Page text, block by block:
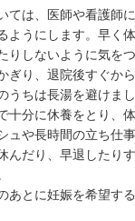
は、医師や看護師
ようにします。早く
りしないように気を
ぎり、退院後すぐか
うちは長湯を避けまし
分に休養をとり、
ュや長時間の立ち仕
んだり、早退したり
とに妊娠を希望す